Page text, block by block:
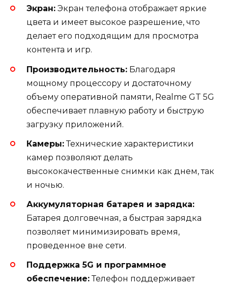
Экран: Экран телефона отображает яркие
цвета и имеет высокое разрешение, что
делает его подходящим для просмотра
контента и игр.
Производительность: Благодаря
мощному процессору и достаточному
объему оперативной памяти, Realme GT 5G
обеспечивает плавную работу и быструю
загрузку приложений.
Камеры:Технические характеристики
камер позволяют делать
высококачественные снимки как днем, так
и ночью.
Аккумуляторная батарея и зарядка:
Батарея долговечная, а быстрая зарядка
позволяет минимизировать время,
проведенное вне сети.
Поддержка 5G и программное
обеспечение:Телефон поддерживает